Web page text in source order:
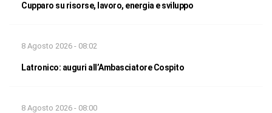
Cupparo su risorse, lavoro, energia e sviluppo
8 Agosto 2026 - 08:02
Latronico: auguri all’Ambasciatore Cospito
8 Agosto 2026 - 08:00